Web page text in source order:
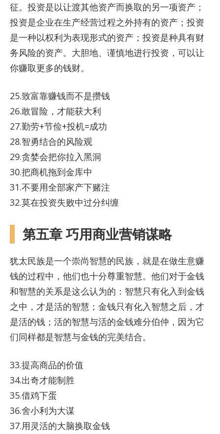
征。投资是以让渡其他资产而换取的另一项资产；
投资是企业在生产经营过程之外持有的资产；投资
是一种以权利为表现形式的资产；投资是种具有财
务风险的资产。大胆地、谨慎地进行投资，可以让
你赚取更多的钱财。
25.致富靠赚钱而不是攒钱
26.敢冒险，才能获大利
27.勤劳+节俭+投机=成功
28.智勇结合的风险观
29.贪婪会把你拉入黑洞
30.把商机拖到金库中
31.不要用全部家产下赌注
32.莫在投资失败中过分纠缠
第五章 巧用商业营销谋略
犹太民族是一个崇尚智慧的民族，就是在做生意赚
钱的过程中，他们也十分尊重智慧。他们对于金钱
和智慧的关系是这么认为的：智慧只有化入到金钱
之中，才是活的智慧；金钱只有化入智慧之后，才
是活的钱；活的智慧与活的金钱难分伯仲，因为它
们同样都是智慧与金钱的完美结合。
33.提高商品的价值
34.出奇才能制胜
35.借鸡下蛋
36.舍小利为大谋
37.用灵活的大脑换取金钱